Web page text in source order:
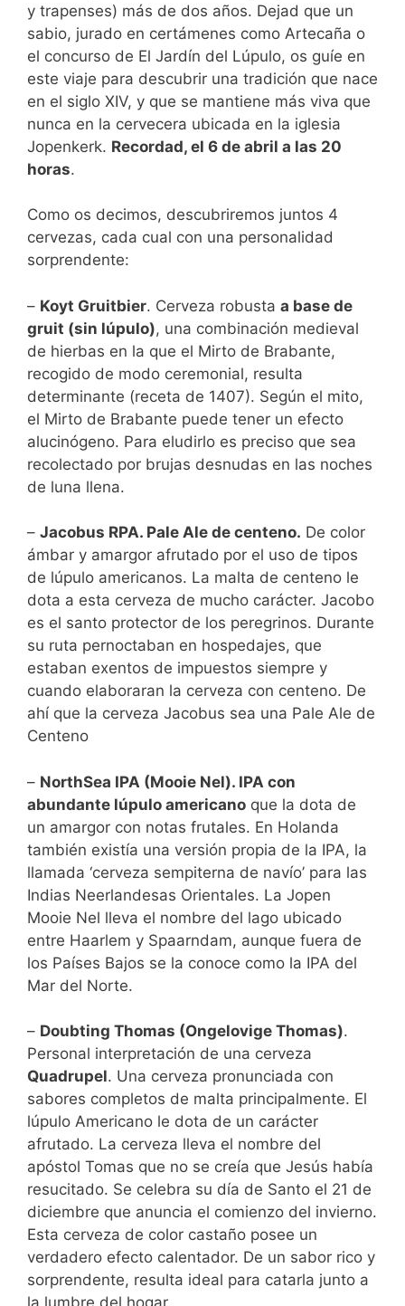
y trapenses) más de dos años. Dejad que un
sabio, jurado en certámenes como Artecaña o
el concurso de El Jardín del Lúpulo, os guíe en
este viaje para descubrir una tradición que nace
en el siglo XIV, y que se mantiene más viva que
nunca en la cervecera ubicada en la iglesia
Jopenkerk. Recordad, el 6 de abril a las 20
horas.
Como os decimos, descubriremos juntos 4
cervezas, cada cual con una personalidad
sorprendente:
– Koyt Gruitbier. Cerveza robusta a base de
gruit (sin lúpulo), una combinación medieval
de hierbas en la que el Mirto de Brabante,
recogido de modo ceremonial, resulta
determinante (receta de 1407). Según el mito,
el Mirto de Brabante puede tener un efecto
alucinógeno. Para eludirlo es preciso que sea
recolectado por brujas desnudas en las noches
de luna llena.
– Jacobus RPA. Pale Ale de centeno. De color
ámbar y amargor afrutado por el uso de tipos
de lúpulo americanos. La malta de centeno le
dota a esta cerveza de mucho carácter. Jacobo
es el santo protector de los peregrinos. Durante
su ruta pernoctaban en hospedajes, que
estaban exentos de impuestos siempre y
cuando elaboraran la cerveza con centeno. De
ahí que la cerveza Jacobus sea una Pale Ale de
Centeno
– NorthSea IPA (Mooie Nel). IPA con
abundante lúpulo americano que la dota de
un amargor con notas frutales. En Holanda
también existía una versión propia de la IPA, la
llamada ‘cerveza sempiterna de navío’ para las
Indias Neerlandesas Orientales. La Jopen
Mooie Nel lleva el nombre del lago ubicado
entre Haarlem y Spaarndam, aunque fuera de
los Países Bajos se la conoce como la IPA del
Mar del Norte.
– Doubting Thomas (Ongelovige Thomas).
Personal interpretación de una cerveza
Quadrupel. Una cerveza pronunciada con
sabores completos de malta principalmente. El
lúpulo Americano le dota de un carácter
afrutado. La cerveza lleva el nombre del
apóstol Tomas que no se creía que Jesús había
resucitado. Se celebra su día de Santo el 21 de
diciembre que anuncia el comienzo del invierno.
Esta cerveza de color castaño posee un
verdadero efecto calentador. De un sabor rico y
sorprendente, resulta ideal para catarla junto a